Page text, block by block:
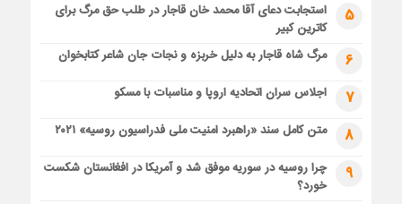
5
استجابت دعای آقا محمد خان قاجار در طلب حق مرگ برای
کاترین کبیر
6 مرگ شاه قاجار به دلیل خربزه و نجات جان شاعر کتابخوان
7 اجلاس سران اتحادیه اروپا و مناسبات با مسکو
8 متن کامل سند «راهبرد امنیت ملی فدراسیون روسیه» ۲۰۲۱
9
چرا روسیه در سوریه موفق شد و آمریکا در افغانستان شکست
خورد؟